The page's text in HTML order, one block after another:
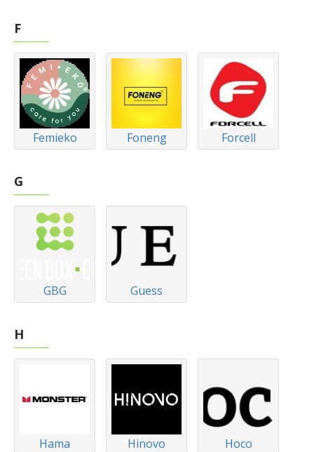
F
Femieko Foneng Forcell
G
GBG Guess
H
Hama Hinovo Hoco